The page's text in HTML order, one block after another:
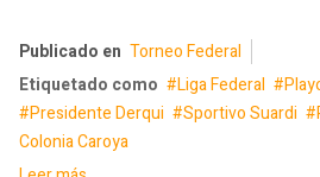
Publicado en Torneo Federal
Etiquetado como
Liga Federal
Presidente Derqui
Sportivo Suardi
Colonia Caroya